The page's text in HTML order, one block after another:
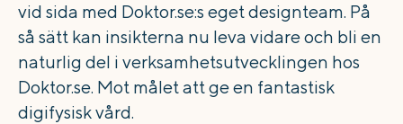
vid sida med Doktor.se:s eget designteam. På
så sätt kan insikterna nu leva vidare och bli en
naturlig del i verksamhetsutvecklingen hos
Doktor.se. Mot målet att ge en fantastisk
digifysisk vård.